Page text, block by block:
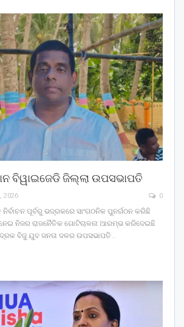
ବିୱାଇଜେଡି ଜିଲ୍ଲା ଉପସଭାପତି
2026 0
ପୂର୍ବରୁ ଭଦ୍ରକରେ ସାଂଗଠନିକ ପୁନର୍ଗଠନ କରିଛି
ନିଜର ରାଜନୈତିକ ଗୋଟିଚାଳନା ଆରମ୍ଭ କରିଦେଇଛି
ବିଜୁ ଯୁବ ଜନତା ଦଳର ଉପସଭାପତି…